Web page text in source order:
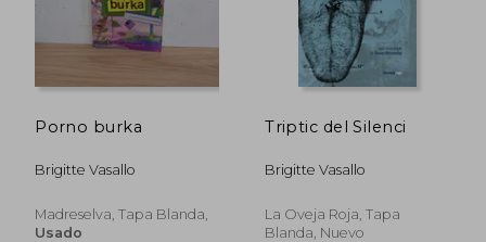
Porno burka
Brigitte Vasallo
Madreselva, Tapa Blanda,
Usado
Triptic del Silenci
Brigitte Vasallo
La Oveja Roja, Tapa
Blanda, Nuevo